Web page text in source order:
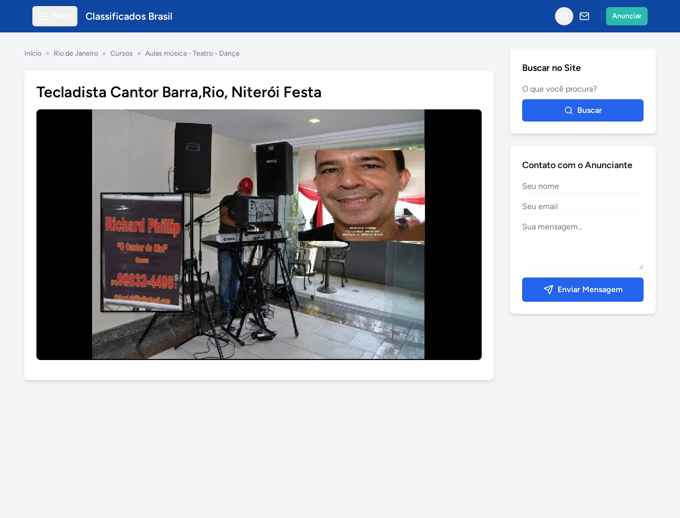
Classificados Brasil Anunciar
Início » Rio de Janeiro » Cursos » Aulas música - Teatro - Dança
Tecladista Cantor Barra,Rio, Niterói Festa
Buscar no Site
Buscar
Contato com o Anunciante
Enviar Mensagem